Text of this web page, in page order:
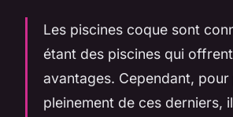
Les piscines coque sont
étant des piscines qui
avantages. Cependant,
pleinement de ces derniers,